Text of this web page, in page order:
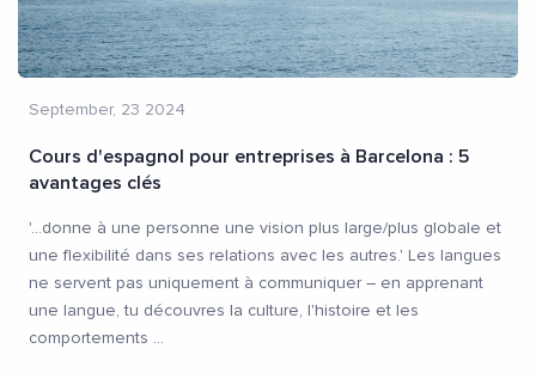
September, 23 2024
Cours d'espagnol pour entreprises à Barcelona : 5
avantages clés
'…donne à une personne une vision plus large/plus globale et
une flexibilité dans ses relations avec les autres.' Les langues
ne servent pas uniquement à communiquer – en apprenant
une langue, tu découvres la culture, l'histoire et les
comportements ...